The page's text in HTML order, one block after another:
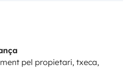
pel propietari, txeca,